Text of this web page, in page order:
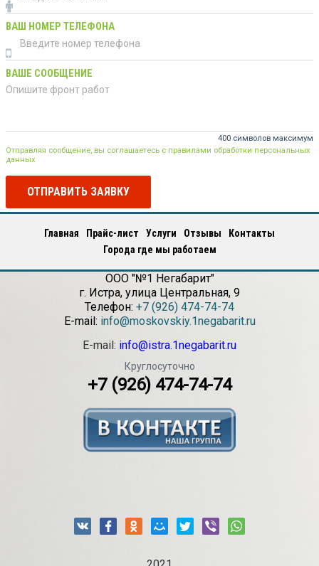
ВАШ НОМЕР ТЕЛЕФОНА
ВАШЕ СООБЩЕНИЕ
400 символов максимум
Отправляя сообщение, вы соглашаетесь с правилами обработки персональных
данных
ОТПРАВИТЬ ЗАЯВКУ
Главная Прайс-лист Услуги Отзывы
Контакты
Города где мы работаем
ООО "№1 Негабарит"
г. Истра, улица Центральная, 9
Телефон: +7 (926) 474-74-74
E-mail: info@moskovskiy.1negabarit.ru
E-mail: info@istra.1negabarit.ru
Круглосуточно
+7 (926) 474-74-74